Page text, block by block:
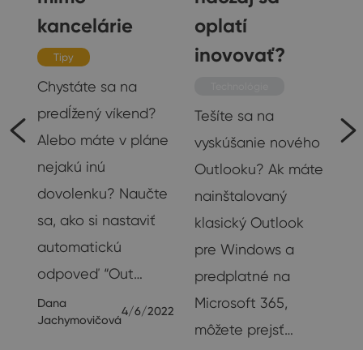
kancelárie
Tipy
Chystáte sa na
predĺžený víkend?
Alebo máte v pláne
nejakú inú
dovolenku? Naučte
sa, ako si nastaviť
automatickú
odpoveď “Out…
Dana
Jachymovičová
4/6/2022
oplatí
inovovať?
Tešíte sa na
vyskúšanie nového
Outlooku? Ak máte
nainštalovaný
klasický Outlook
pre Windows a
predplatné na
Microsoft 365,
môžete prejsť…